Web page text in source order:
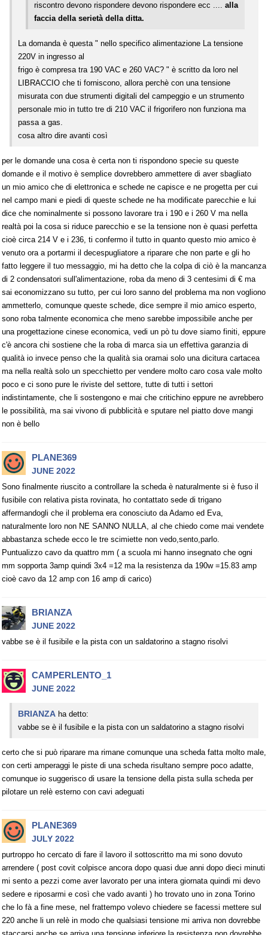
riscontro devono rispondere devono rispondere ecc .... alla
faccia della serietà della ditta.
La domanda è questa " nello specifico alimentazione La tensione
220V in ingresso al
frigo è compresa tra 190 VAC e 260 VAC? " è scritto da loro nel
LIBRACCIO che ti forniscono, allora perchè con una tensione
misurata con due strumenti digitali del campeggio e un strumento
personale mio in tutto tre di 210 VAC il frigorifero non funziona ma
passa a gas.
cosa altro dire avanti così
per le domande una cosa è certa non ti rispondono specie su queste
domande e il motivo è semplice dovrebbero ammettere di aver sbagliato
un mio amico che di elettronica e schede ne capisce e ne progetta per cui
nel campo mani e piedi di queste schede ne ha modificate parecchie e lui
dice che nominalmente si possono lavorare tra i 190 e i 260 V ma nella
realtà poi la cosa si riduce parecchio e se la tensione non è quasi perfetta
cioè circa 214 V e i 236, ti confermo il tutto in quanto questo mio amico è
venuto ora a portarmi il decespugliatore a riparare che non parte e gli ho
fatto leggere il tuo messaggio, mi ha detto che la colpa di ciò è la mancanza
di 2 condensatori sull'alimentazione, roba da meno di 3 centesimi di € ma
sai economizzano su tutto, per cui loro sanno del problema ma non vogliono
ammetterlo, comunque queste schede, dice sempre il mio amico esperto,
sono roba talmente economica che meno sarebbe impossibile anche per
una progettazione cinese economica, vedi un pò tu dove siamo finiti, eppure
c'è ancora chi sostiene che la roba di marca sia un effettiva garanzia di
qualità io invece penso che la qualità sia oramai solo una dicitura cartacea
ma nella realtà solo un specchietto per vendere molto caro cosa vale molto
poco e ci sono pure le riviste del settore, tutte di tutti i settori
indistintamente, che li sostengono e mai che critichino eppure ne avrebbero
le possibilità, ma sai vivono di pubblicità e sputare nel piatto dove mangi
non è bello
PLANE369
JUNE 2022
Sono finalmente riuscito a controllare la scheda è naturalmente si è fuso il
fusibile con relativa pista rovinata, ho contattato sede di trigano
affermandogli che il problema era conosciuto da Adamo ed Eva,
naturalmente loro non NE SANNO NULLA, al che chiedo come mai vendete
abbastanza schede ecco le tre scimiette non vedo,sento,parlo.
Puntualizzo cavo da quattro mm ( a scuola mi hanno insegnato che ogni
mm sopporta 3amp quindi 3x4 =12 ma la resistenza da 190w =15.83 amp
cioè cavo da 12 amp con 16 amp di carico)
BRIANZA
JUNE 2022
vabbe se è il fusibile e la pista con un saldatorino a stagno risolvi
CAMPERLENTO_1
JUNE 2022
BRIANZA ha detto:
vabbe se è il fusibile e la pista con un saldatorino a stagno risolvi
certo che si può riparare ma rimane comunque una scheda fatta molto male,
con certi amperaggi le piste di una scheda risultano sempre poco adatte,
comunque io suggerisco di usare la tensione della pista sulla scheda per
pilotare un relè esterno con cavi adeguati
PLANE369
JULY 2022
purtroppo ho cercato di fare il lavoro il sottoscritto ma mi sono dovuto
arrendere ( post covit colpisce ancora dopo quasi due anni dopo dieci minuti
mi sento a pezzi come aver lavorato per una intera giornata quindi mi devo
sedere e riposarmi e così che vado avanti ) ho trovato uno in zona Torino
che lo fà a fine mese, nel frattempo volevo chiedere se facessi mettere sul
220 anche li un relè in modo che qualsiasi tensione mi arriva non dovrebbe